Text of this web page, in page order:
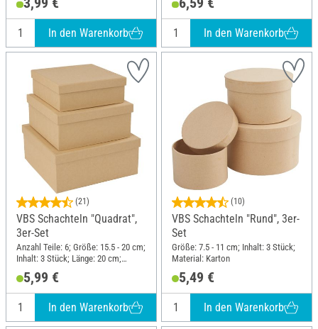
In den Warenkorb In den Warenkorb
(21)
VBS Schachteln "Quadrat",
3er-Set
Anzahl Teile: 6; Größe: 15.5 - 20 cm;
Inhalt: 3 Stück; Länge: 20 cm;
Material: Karton
5,99 €
In den Warenkorb
(10)
VBS Schachteln "Rund", 3er-
Set
Größe: 7.5 - 11 cm; Inhalt: 3 Stück;
Material: Karton
5,49 €
In den Warenkorb